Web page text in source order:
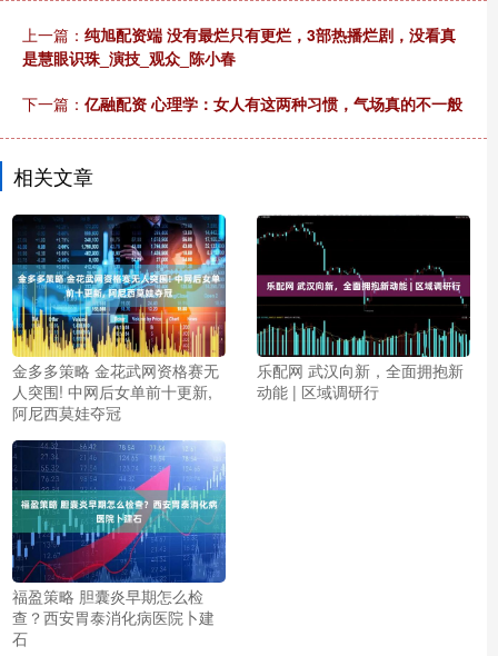
上一篇： 纯旭配资端 没有最烂只有更烂，3部热播烂剧，没看真
是慧眼识珠_演技_观众_陈小春
下一篇： 亿融配资 心理学：女人有这两种习惯，气场真的不一般
相关文章
金多多策略 金花武网资格赛无
人突围! 中网后女单前十更新,
阿尼西莫娃夺冠
乐配网 武汉向新，全面拥抱新
动能 | 区域调研行
福盈策略 胆囊炎早期怎么检
查？西安胃泰消化病医院卜建
石